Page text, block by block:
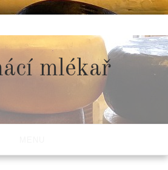
mlékař